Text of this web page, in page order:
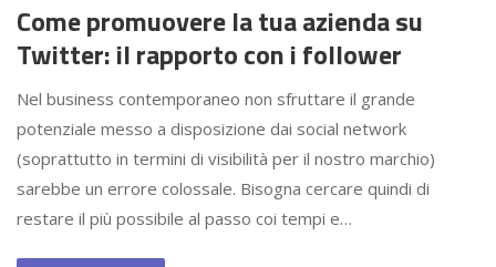
Come promuovere la tua azienda su
Twitter: il rapporto con i follower
Nel business contemporaneo non sfruttare il grande
potenziale messo a disposizione dai social network
(soprattutto in termini di visibilità per il nostro marchio)
sarebbe un errore colossale. Bisogna cercare quindi di
restare il più possibile al passo coi tempi e…